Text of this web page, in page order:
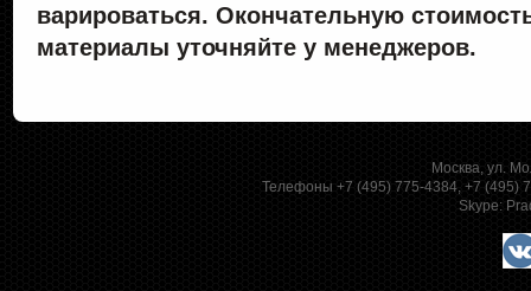
варироваться. Окончательную
материалы уточняйте у менеджеров.
Москва, ул.
Телефоны +7 (495) 775-4384, +7 (495)
Skype: